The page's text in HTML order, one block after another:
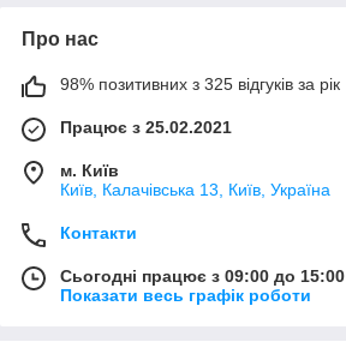
Про нас
98% позитивних з 325 відгуків за рік
Працює з 25.02.2021
м. Київ
Київ, Калачівська 13, Київ, Україна
Контакти
Сьогодні працює з 09:00 до 15:00
Показати весь графік роботи